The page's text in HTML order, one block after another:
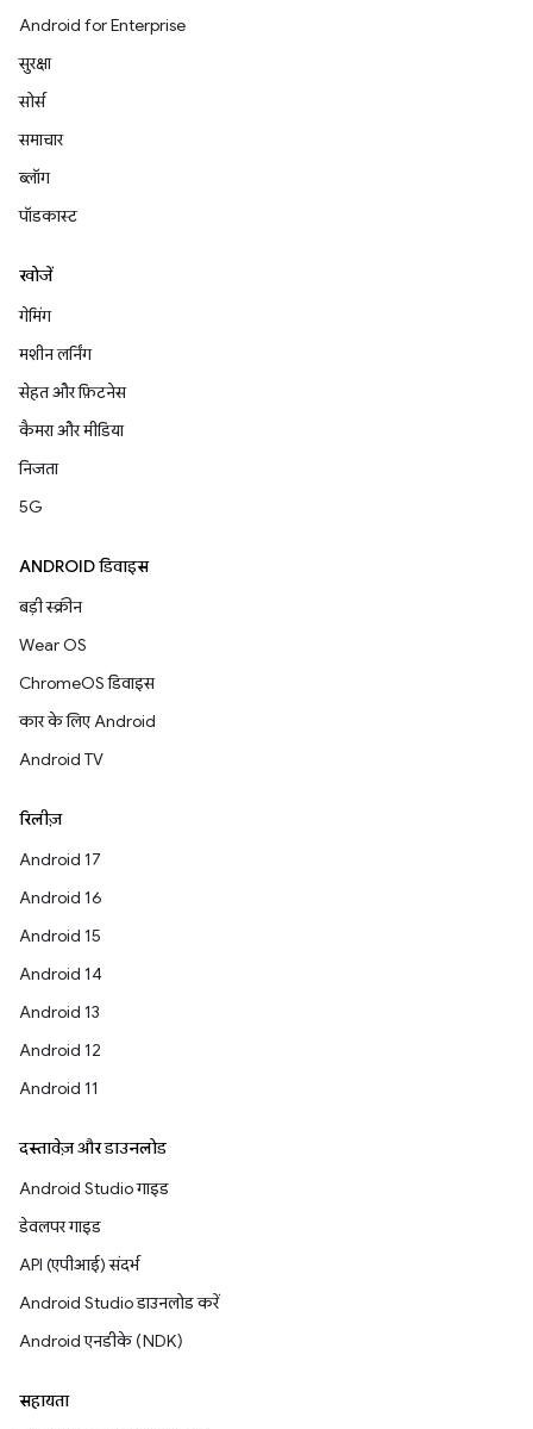
Android for Enterprise
सुरक्षा
सोर्स
समाचार
ब्लॉग
पॉडकास्ट
खोजें
गेमिंग
मशीन लर्निंग
सेहत और फ़िटनेस
कैमरा और मीडिया
निजता
5G
ANDROID डिवाइस
बड़ी स्क्रीन
Wear OS
ChromeOS डिवाइस
कार के लिए Android
Android TV
रिलीज़
Android 17
Android 16
Android 15
Android 14
Android 13
Android 12
Android 11
दस्तावेज़ और डाउनलोड
Android Studio गाइड
डेवलपर गाइड
API (एपीआई) संदर्भ
Android Studio डाउनलोड करें
Android एनडीके (NDK)
सहायता